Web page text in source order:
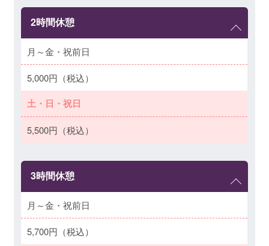
2時間休憩
月～金・祝前日
5,000円（税込）
土・日・祝日
5,500円（税込）
3時間休憩
月～金・祝前日
5,700円（税込）